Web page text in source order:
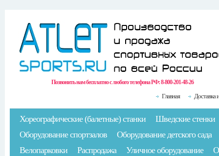
Позвонить нам бесплатно с любого телефона РФ:8-800-201-48-26
Главная Доставка
Хореографические (балетные) станки
Шведские стенки
Оборудование спортзалов
Оборудование детского сада
Велопарковки
Распродажа Уличное оборудование